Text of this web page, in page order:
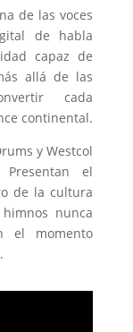
de las voces
de habla
capaz de
allá de las
cada
continental.
y Westcol
el
de la cultura
nunca
el momento